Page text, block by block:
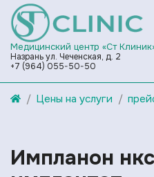
Медицинский центр «Ст
Назрань ул. Чеченская, д. 2
+7 (964) 055-50-50
Цены на услуги
Импланон